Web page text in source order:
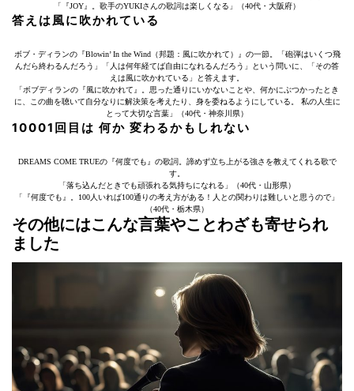
「『JOY』。歌手のYUKIさんの歌詞は楽しくなる」（40代・大阪府）
答えは風に吹かれている
ボブ・ディランの『Blowin’ In the Wind（邦題：風に吹かれて）』の一節。「砲弾はいくつ飛
んだら終わるんだろう」「人は何年経てば自由になれるんだろう」という問いに、「その答
えは風に吹かれている」と答えます。
「ボブディランの『風に吹かれて』。思った通りにいかないことや、何かにぶつかったとき
に、この曲を聴いて自分なりに解決策を考えたり、身を委ねるようにしている。 私の人生に
とって大切な言葉」（40代・神奈川県）
10001回目は 何か 変わるかもしれない
DREAMS COME TRUEの『何度でも』の歌詞。諦めず立ち上がる強さを教えてくれる歌で
す。
「落ち込んだときでも頑張れる気持ちになれる」（40代・山形県）
「『何度でも』。100人いれば100通りの考え方がある！人との関わりは難しいと思うので」
（40代・栃木県）
その他にはこんな言葉やことわざも寄せられ
ました